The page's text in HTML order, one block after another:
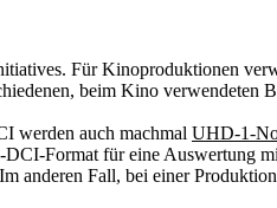
Für Kinoproduktionen
beim Kino verwendeten
werden auch machmal UHD-1-
DCI-Format für eine Auswertung
anderen Fall, bei einer